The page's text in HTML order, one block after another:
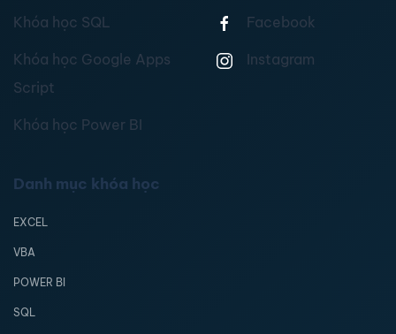
Khóa học SQL
Khóa học Google Apps
Script
Khóa học Power BI
Facebook
Instagram
Danh mục khóa học
EXCEL
VBA
POWER BI
SQL